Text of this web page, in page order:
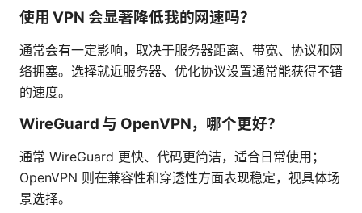
使用 VPN 会显著降低我的网速吗？
通常会有一定影响，取决于服务器距离、带宽、协议和网
络拥塞。选择就近服务器、优化协议设置通常能获得不错
的速度。
WireGuard 与 OpenVPN，哪个更好？
通常 WireGuard 更快、代码更简洁，适合日常使用；
OpenVPN 则在兼容性和穿透性方面表现稳定，视具体场
景选择。